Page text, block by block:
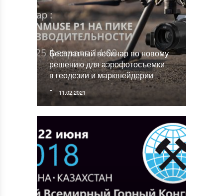
Бесплатный вебинар по новому
решению для аэрофотосъемки
в геодезии и маркшейдерии
11.02.2021